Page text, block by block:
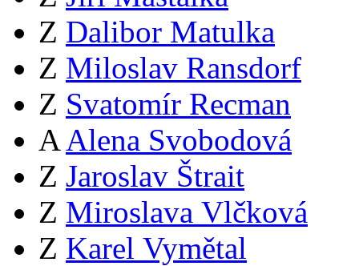
Z Dalibor Matulka
Z Miloslav Ransdorf
Z Svatomír Recman
A Alena Svobodová
Z Jaroslav Štrait
Z Miroslava Vlčková
Z Karel Vymětal